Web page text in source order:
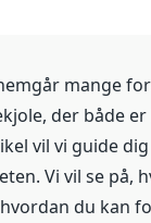
mange
der både
vil vi guide
Vi vil se på,
du kan